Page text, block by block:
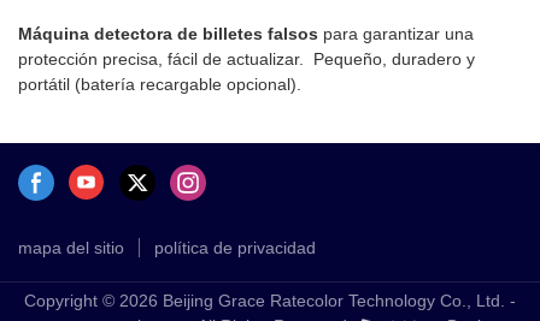
Máquina detectora de billetes falsos para garantizar una
protección precisa, fácil de actualizar. Pequeño, duradero y
portátil (batería recargable opcional).
seguridad a la vez.Los
detectores de dinero falso
CH200 tienen 3 tipos de
tipos de métodos de detección
de funciones de seguridad.
También agregamos la función
pantalla LCD, lo cual es muy
usuarios qué tipo de método de
detección están
mapa del sitio política de privacidad
Copyright © 2026 Beijing Grace Ratecolor Technology Co., Ltd. -